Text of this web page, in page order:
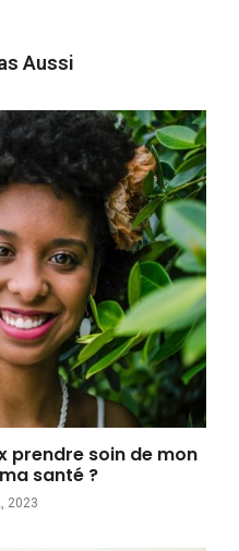
Aussi
prendre soin de mon
santé ?
2023